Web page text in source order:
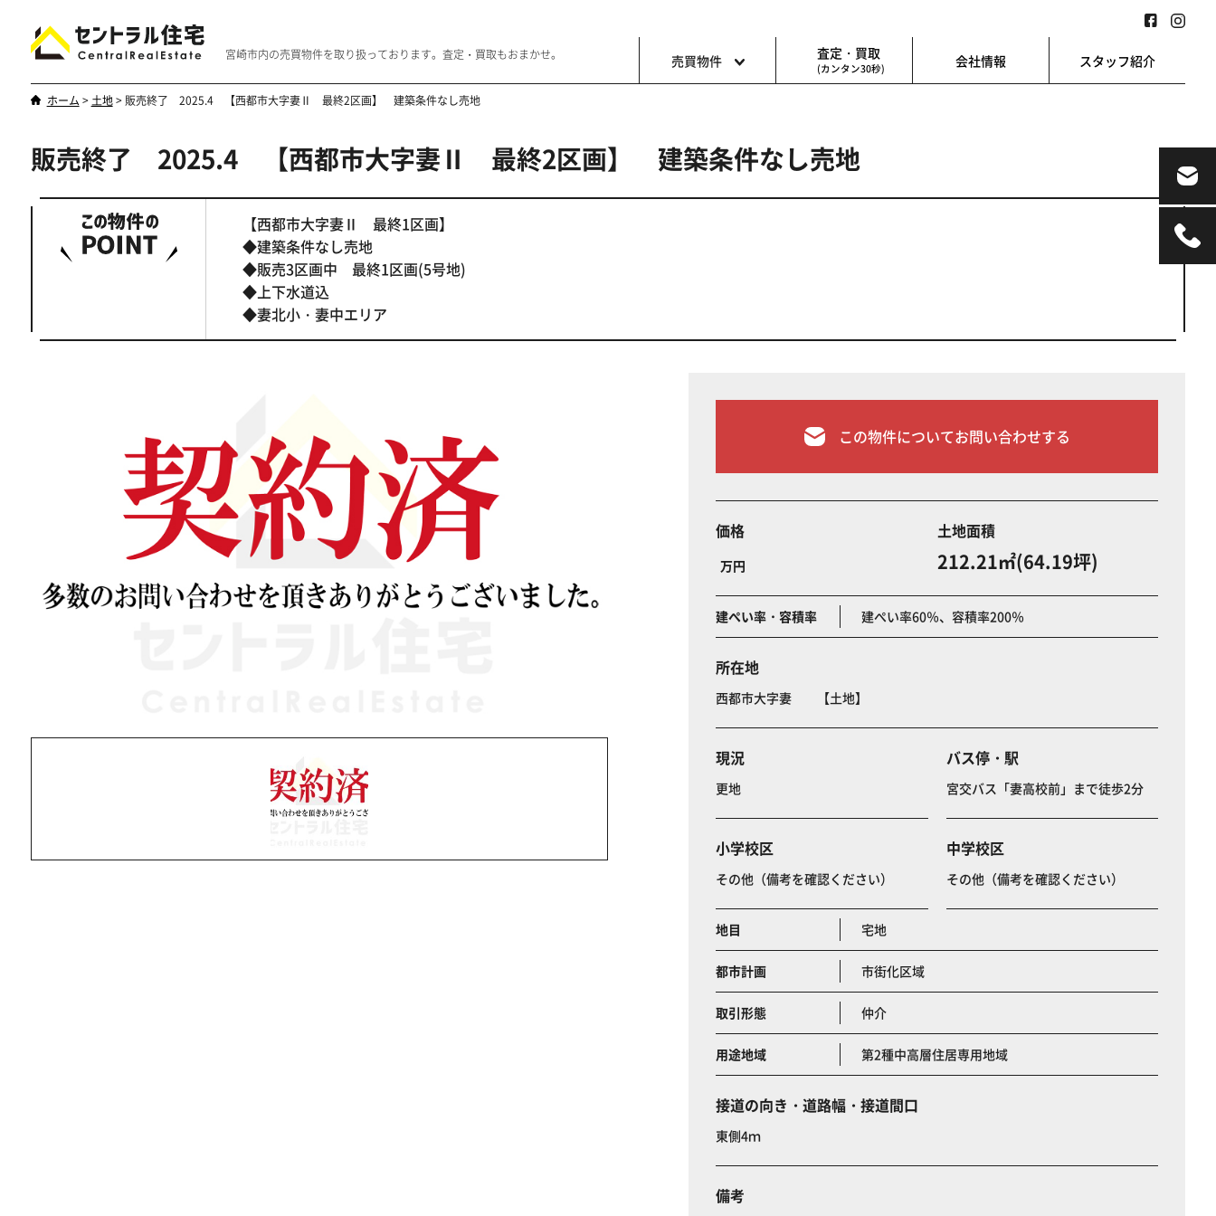
宮崎市内の売買物件を取り扱っております。査定・買取もおまかせ。 売買物件 査定・買取
(カンタン30秒) 会社情報 スタッフ紹介
やはり一戸建てが一番
ホーム > 土地> 販売終了 2025.4 【西都市大字妻Ⅱ 最終2区画】 建築条件なし売地
販売終了 2025.4 【西都市大字妻Ⅱ 最終2区画】 建築条件なし売地
【西都市大字妻Ⅱ 最終1区画】
◆建築条件なし売地
◆販売3区画中 最終1区画(5号地)
◆上下水道込
◆妻北小・妻中エリア
この物件についてお問い合わせする
価格
万円
土地面積
212.21㎡(64.19坪)
建ぺい率・容積率 建ぺい率60％、容積率200％
所在地
西都市大字妻 【土地】
現況
更地
バス停・駅
宮交バス「妻高校前」まで徒歩2分
小学校区
その他（備考を確認ください）
中学校区
その他（備考を確認ください）
地目 宅地
都市計画 市街化区域
取引形態 仲介
用途地域 第2種中高層住居専用地域
接道の向き・道路幅・接道間口
東側4ｍ
備考